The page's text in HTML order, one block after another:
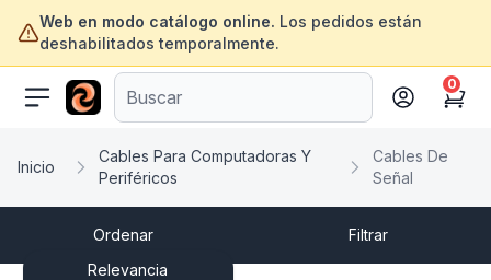
Web en modo catálogo online. Los pedidos están
deshabilitados temporalmente.
ofertasinformatica.com
Cart
0
Inicio
Cables Para Computadoras Y
Periféricos
Cables De
Señal
Ordenar
Relevancia
Filtrar